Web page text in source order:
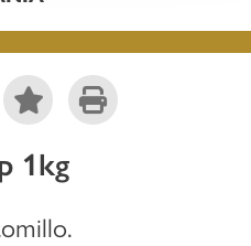
1kg